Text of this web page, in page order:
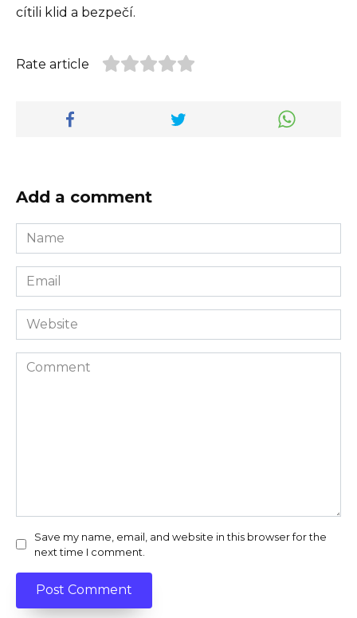
cítili klid a bezpečí.
Rate article
Add a comment
Name
*
Email
*
Website
Comment
Save my name, email, and website in this browser for the
next time I comment.